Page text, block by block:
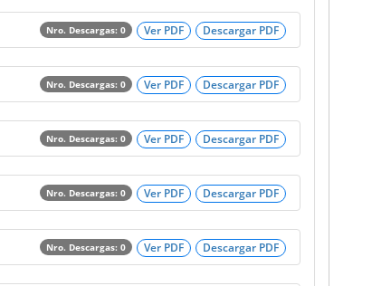
Descargar PDF
Ver PDF
Nro. Descargas: 0
Descargar PDF
Ver PDF
Nro. Descargas: 0
Descargar PDF
Ver PDF
Nro. Descargas: 0
Descargar PDF
Ver PDF
Nro. Descargas: 0
Descargar PDF
Ver PDF
Nro. Descargas: 0